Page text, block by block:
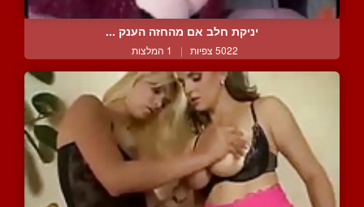
יניקת חלב אם מהחזה הענק ...
5022 צפיות | 1 המלצות